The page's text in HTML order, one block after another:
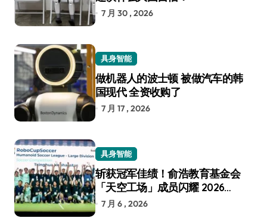
7 月 30 , 2026
具身智能
做机器人的波士顿 被做汽车的韩
国现代 全资收购了
7 月 17 , 2026
具身智能
斩获冠军佳绩！俞浩教育基金会
「天空工场」成员闪耀 2026
RoboCup 机器人世界杯
7 月 6 , 2026